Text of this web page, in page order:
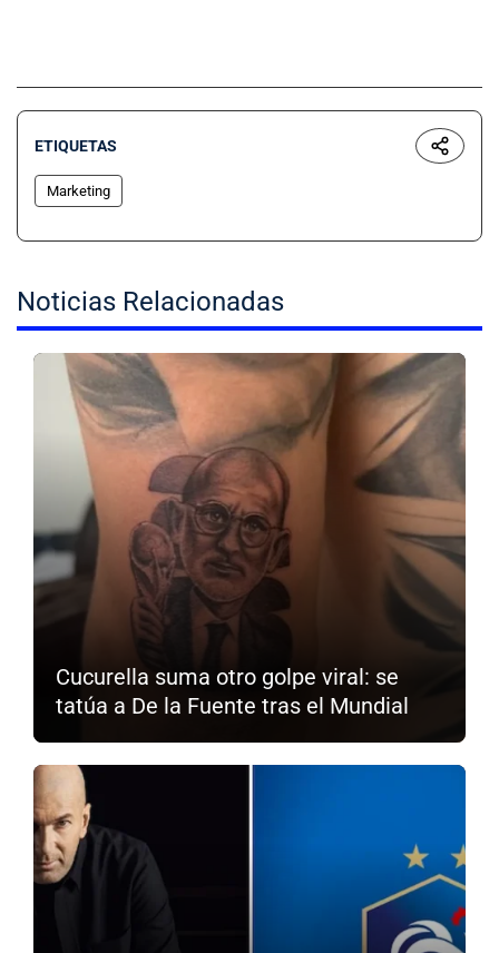
ETIQUETAS
Marketing
Noticias Relacionadas
Cucurella suma otro golpe viral: se
tatúa a De la Fuente tras el Mundial